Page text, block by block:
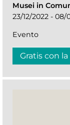
Musei in
23/12/2022 - 08/
Evento
Gratis con